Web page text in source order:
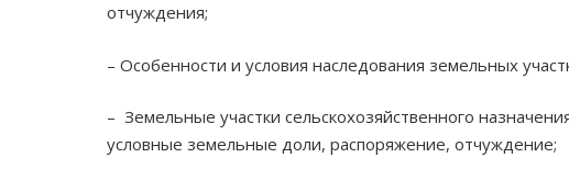
отчуждения;
– Особенности и условия наследования земельных
– Земельные участки сельскохозяйственного
условные земельные доли, распоряжение, отчуждение;